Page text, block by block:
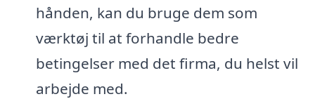
hånden, kan du bruge dem som
værktøj til at forhandle bedre
betingelser med det firma, du helst vil
arbejde med.